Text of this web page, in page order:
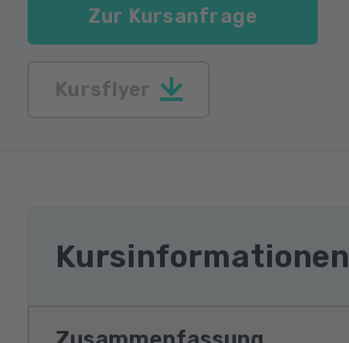
Zur Kursanfrage
Kursflyer
Kursinformationen